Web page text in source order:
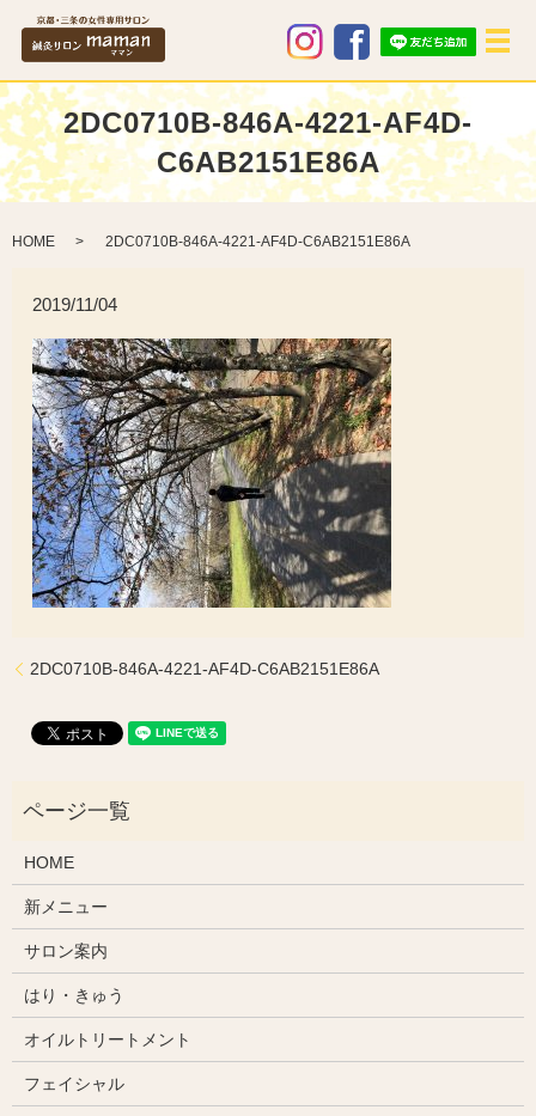
メ
2DC0710B-846A-4221-AF4D-
C6AB2151E86A
HOME 2DC0710B-846A-4221-AF4D-C6AB2151E86A
2019/11/04
2DC0710B-846A-4221-AF4D-C6AB2151E86A
HOME
新メニュー
サロン案内
はり・きゅう
オイルトリートメント
フェイシャル